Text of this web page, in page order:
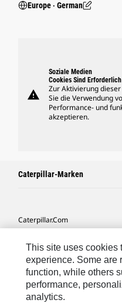
Europe ‧ German
warning
Soziale Medien
Cookies Sind Erforderlich
Zur Aktivierung
Sie die Verwendung
Performance- und
akzeptieren.
Caterpillar-Marken
Caterpillar.com
Meine Marketing-Präferenzen
Seitenübersicht
Cookie Settings
This site uses cookies
experience. Some are
function, while others
performance,
analytics.